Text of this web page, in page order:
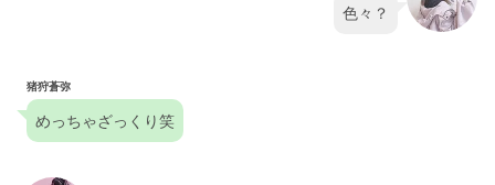
色々？
猪狩蒼弥
めっちゃざっくり笑